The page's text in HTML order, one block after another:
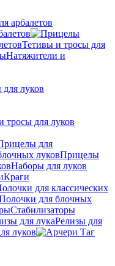
арбалетов
Тетивы и тросы для
Натяжители и
тросы для луков
для
Прицелы
Наборы для луков
Краги
для классических
для блочных
Стабилизаторы
Релизы для
луков